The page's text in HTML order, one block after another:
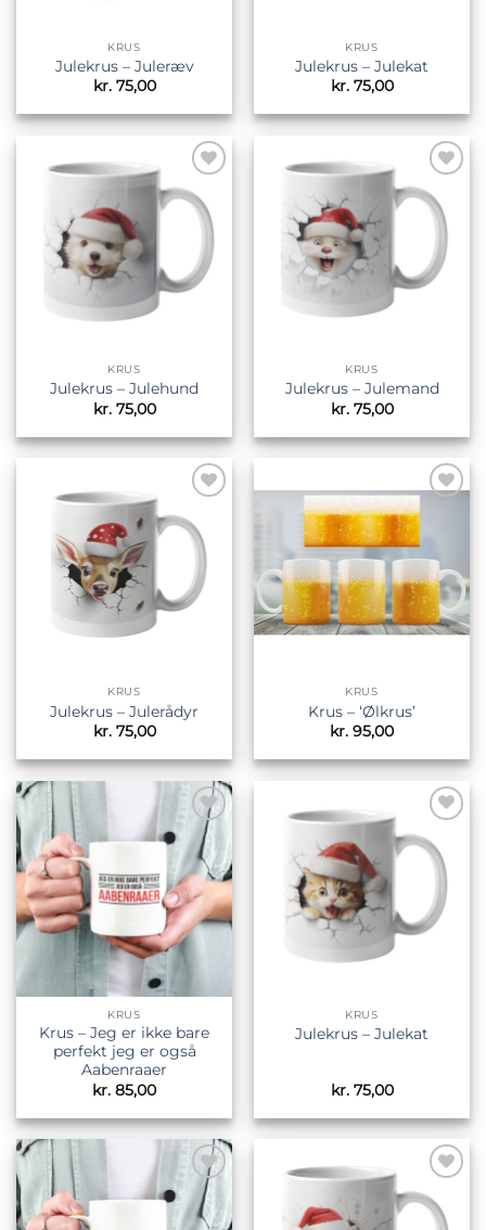
KRUS
Julekrus – Juleræv
kr.75,00
KRUS
Julekrus – Julekat
kr.75,00
Tilføj til
ønskeliste
KRUS
Julekrus – Julehund
kr.75,00
Tilføj til
ønskeliste
KRUS
Julekrus – Julemand
kr.75,00
Tilføj til
ønskeliste
KRUS
Julekrus – Julerådyr
kr.75,00
Tilføj til
ønskeliste
KRUS
Krus – ‘Ølkrus’
kr. 95,00
Tilføj til
ønskeliste
KRUS
Krus – Jeg er ikke bare
perfekt jeg er også
Aabenraaer
kr. 85,00
Tilføj til
ønskeliste
KRUS
Julekrus – Julekat
kr.75,00
Tilføj til
ønskeliste
Tilføj til
ønskeliste